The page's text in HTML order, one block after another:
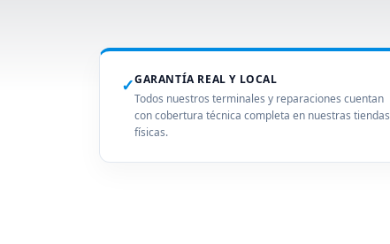
✓GARANTÍA REAL Y LOCAL
Todos nuestros terminales y reparaciones cuentan
con cobertura técnica completa en nuestras tiendas
físicas.